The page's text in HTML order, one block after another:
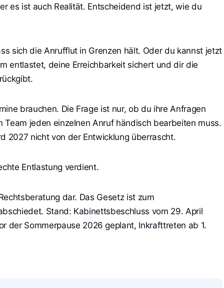
es ist auch Realität. Entscheidend ist jetzt, wie du
sich die Anrufflut in Grenzen hält. Oder du kannst jetzt
entlastet, deine Erreichbarkeit sichert und dir die
brauchen. Die Frage ist nur, ob du ihre Anfragen
jeden einzelnen Anruf händisch bearbeiten muss.
2027 nicht von der Entwicklung überrascht.
Entlastung verdient.
dar. Das Gesetz ist zum
Stand: Kabinettsbeschluss vom 29. April
der Sommerpause 2026 geplant, Inkrafttreten ab 1.